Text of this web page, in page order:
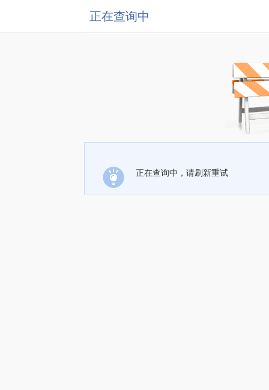
正在查询中
正在查询中，请刷新重试